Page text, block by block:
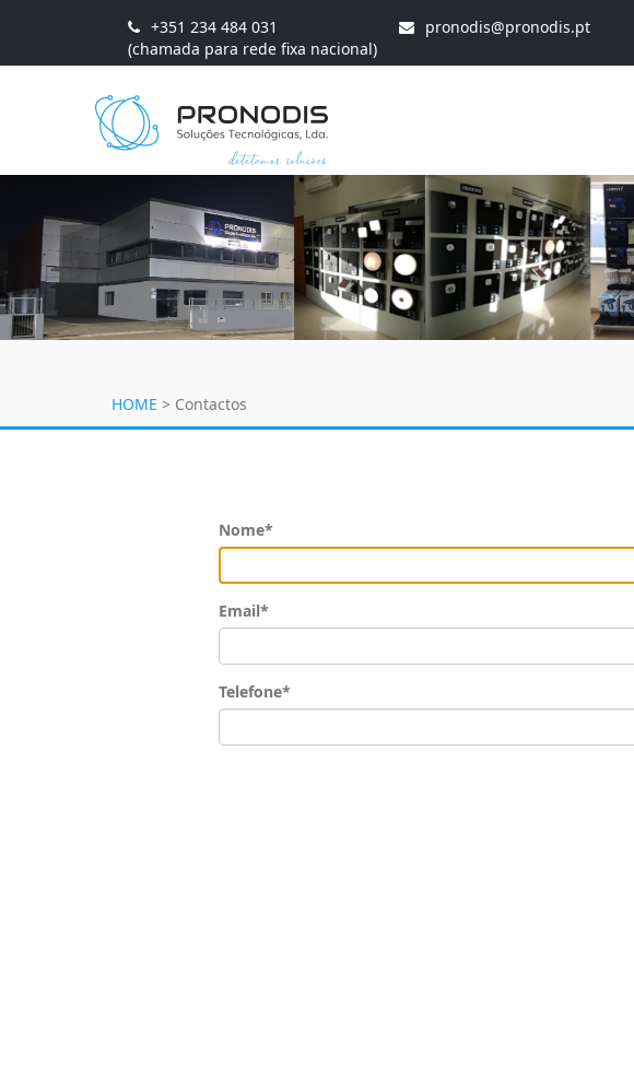
+351 234 484 031
(chamada para rede fixa nacional)
pronodis@pronodis.pt
HOME > Contactos
Nome*
Email*
Telefone*